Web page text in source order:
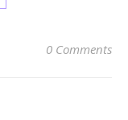
0 Comments